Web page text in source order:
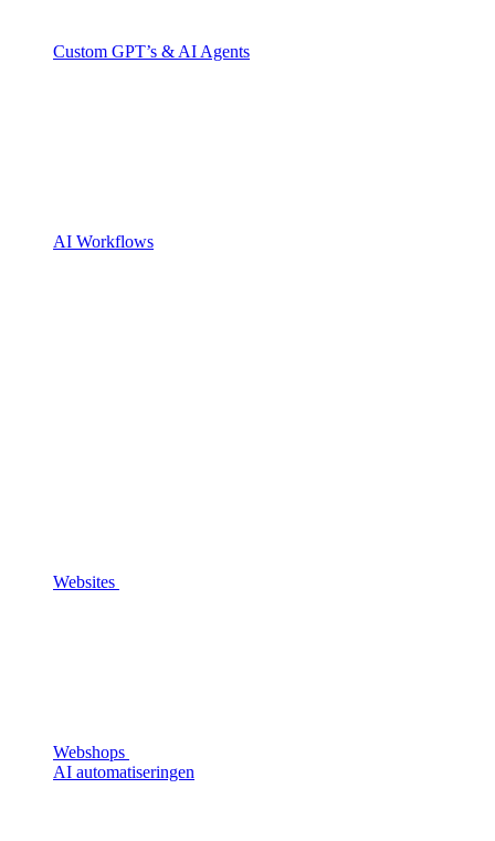
Custom GPT’s & AI Agents
AI Workflows
Websites
Webshops
AI automatiseringen